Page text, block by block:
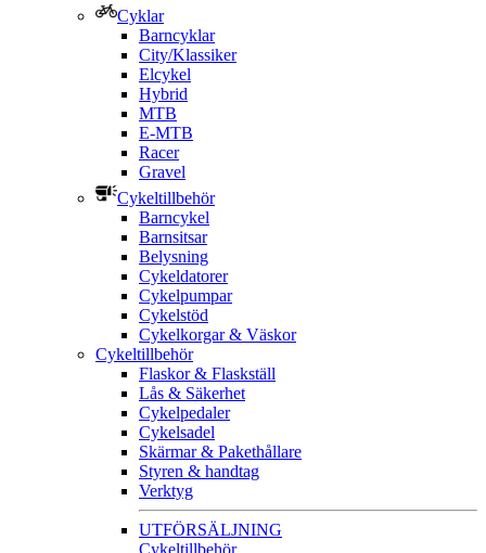
Cyklar
Barncyklar
City/Klassiker
Elcykel
Hybrid
MTB
E-MTB
Racer
Gravel
Cykeltillbehör
Barncykel
Barnsitsar
Belysning
Cykeldatorer
Cykelpumpar
Cykelstöd
Cykelkorgar & Väskor
Cykeltillbehör
Flaskor & Flaskställ
Lås & Säkerhet
Cykelpedaler
Cykelsadel
Skärmar & Pakethållare
Styren & handtag
Verktyg
UTFÖRSÄLJNING
Cykeltillbehör